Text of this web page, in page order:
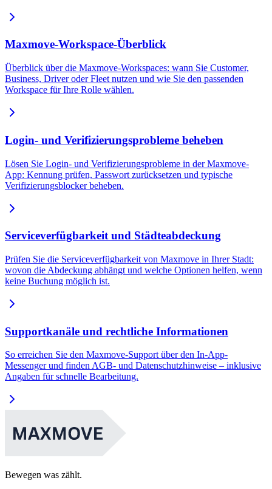
Maxmove-Workspace-Überblick
Überblick über die Maxmove-Workspaces: wann Sie Customer,
Business, Driver oder Fleet nutzen und wie Sie den passenden
Workspace für Ihre Rolle wählen.
Login- und Verifizierungsprobleme beheben
Lösen Sie Login- und Verifizierungsprobleme in der Maxmove-
App: Kennung prüfen, Passwort zurücksetzen und typische
Verifizierungsblocker beheben.
Serviceverfügbarkeit und Städteabdeckung
Prüfen Sie die Serviceverfügbarkeit von Maxmove in Ihrer Stadt:
wovon die Abdeckung abhängt und welche Optionen helfen, wenn
keine Buchung möglich ist.
Supportkanäle und rechtliche Informationen
So erreichen Sie den Maxmove-Support über den In-App-
Messenger und finden AGB- und Datenschutzhinweise – inklusive
Angaben für schnelle Bearbeitung.
Bewegen was zählt.